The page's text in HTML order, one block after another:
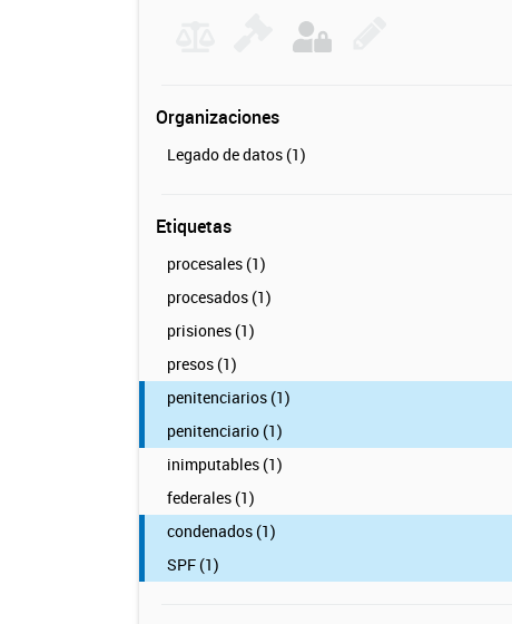
Organizaciones
Legado de datos (1)
Etiquetas
procesales (1)
procesados (1)
prisiones (1)
presos (1)
penitenciarios (1)
penitenciario (1)
inimputables (1)
federales (1)
condenados (1)
SPF (1)